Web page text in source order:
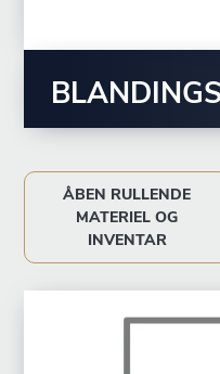
ÅBEN RULLENDE
MATERIEL OG
INVENTAR